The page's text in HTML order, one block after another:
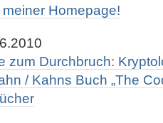
Homepage!
zum Durchbruch:
/ Kahns Buch „The